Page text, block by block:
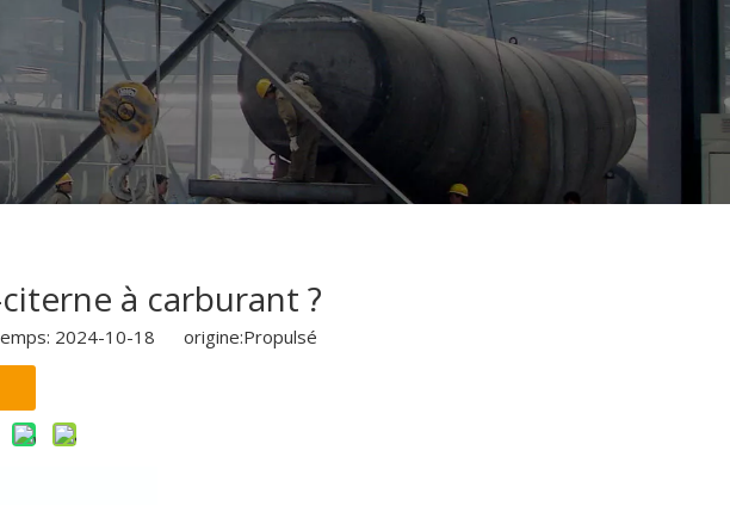
à carburant ?
2024-10-18 origine:Propulsé